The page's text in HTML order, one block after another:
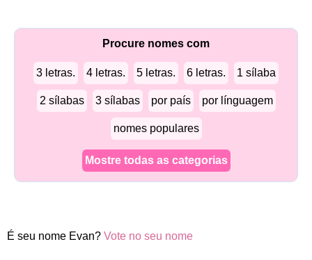
Procure nomes com
3 letras. 4 letras. 5 letras. 6 letras. 1 sílaba
2 sílabas 3 sílabas por país por línguagem
nomes populares
Mostre todas as categorias
É seu nome Evan? Vote no seu nome